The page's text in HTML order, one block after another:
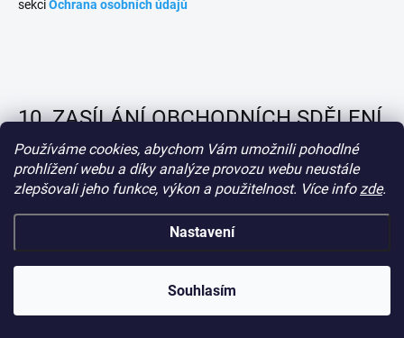
Používáme cookies, abychom Vám umožnili pohodlné
prohlížení webu a díky analýze provozu webu neustále
zlepšovali jeho funkce, výkon a použitelnost. Více infozde.
Nastavení
Souhlasím
sekciOchrana osobních údajů
10. ZASÍLÁNÍ OBCHODNÍCH SDĚLENÍ
A UKLÁDÁNÍ COOKIES
10.1. Kupující souhlasí ve smyslu ustanovení § 7 odst. 2 zákona č.
480/2004 Sb., o některých službách informační společnosti a o
společnosti), ve znění pozdějších předpisů, se zasíláním
obchodních sdělení prodávajícím na elektronickou adresu či na